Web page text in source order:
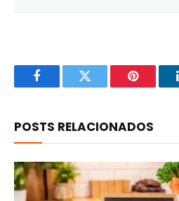
FacebookTwitter Pinterest
POSTS RELACIONADOS